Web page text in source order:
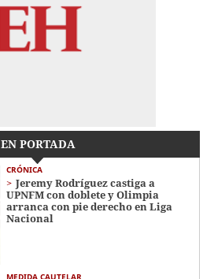
EN PORTADA
CRÓNICA
Jeremy Rodríguez castiga a
UPNFM con doblete y Olimpia
arranca con pie derecho en Liga
Nacional